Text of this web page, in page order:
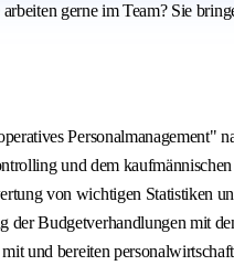
gerne im Team? Sie
Personalmanagement"
und dem
von wichtigen Statistiken
Budgetverhandlungen mit
und bereiten